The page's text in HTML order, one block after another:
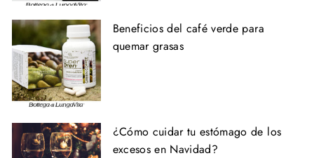
Beneficios del café verde para
quemar grasas
¿Cómo cuidar tu estómago de los
excesos en Navidad?